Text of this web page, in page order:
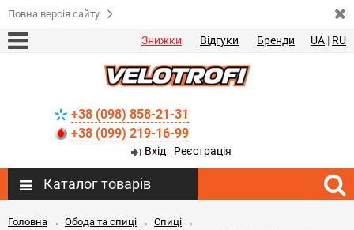
Повна версія сайту
Знижки Відгуки Бренди UA | RU
+38 (098) 858-21-31
+38 (099) 219-16-99
Вхід Реєстрація
Каталог товарів
Головна → Обода та спиці → Спиці →